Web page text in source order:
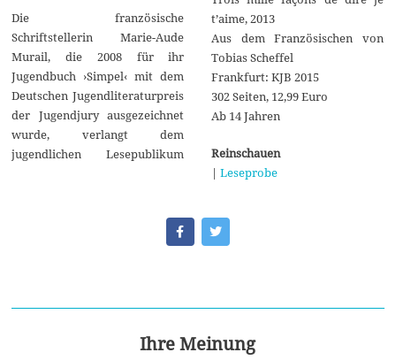
Die französische
Schriftstellerin Marie-Aude
Murail, die 2008 für ihr
Jugendbuch ›Simpel‹ mit dem
Deutschen Jugendliteraturpreis
der Jugendjury ausgezeichnet
wurde, verlangt dem
jugendlichen Lesepublikum
t’aime, 2013
Aus dem Französischen von
Tobias Scheffel
Frankfurt: KJB 2015
302 Seiten, 12,99 Euro
Ab 14 Jahren
Reinschauen
| Leseprobe
Ihre Meinung